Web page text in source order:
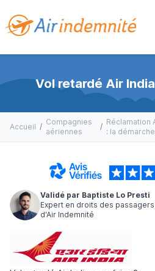
Vol retardé Air
Accueil /
Compagnies
aériennes
/
Réclamation
: la démarche
Validé par Baptiste Lo Presti
Expert en droits des
d'Air Indemnité